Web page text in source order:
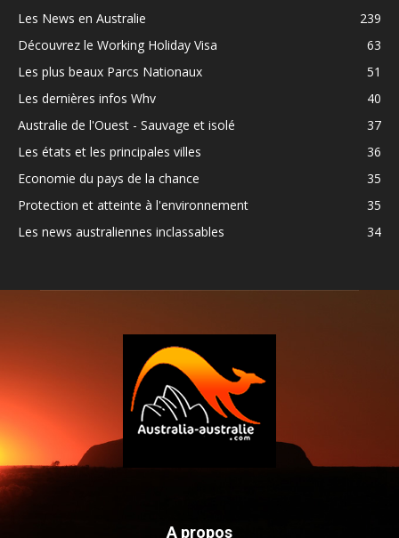
Les News en Australie
239
Découvrez le Working Holiday Visa
63
Les plus beaux Parcs Nationaux
51
Les dernières infos Whv
40
Australie de l'Ouest - Sauvage et isolé
37
Les états et les principales villes
36
Economie du pays de la chance
35
Protection et atteinte à l'environnement
35
Les news australiennes inclassables
34
A propos